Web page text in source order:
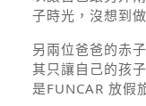
子時光，沒想到
另兩位爸爸的赤
其只讓自己的孩
是FUNCAR 放假